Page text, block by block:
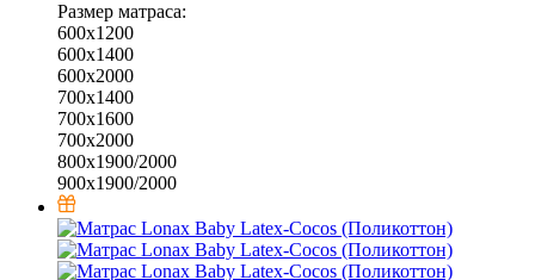
Размер матраса:
600х1200
600х1400
600х2000
700х1400
700х1600
700х2000
800х1900/2000
900х1900/2000